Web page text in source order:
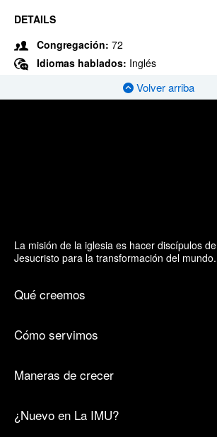
DETAILS
Congregación: 72
Idiomas hablados: Inglés
Volver arriba
La misión de la iglesia es hacer discípulos de
Jesucristo para la transformación del mundo.
Qué creemos
Cómo servimos
Maneras de crecer
¿Nuevo en La IMU?